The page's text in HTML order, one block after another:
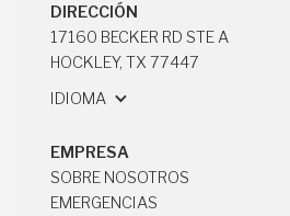
OFFICE@DENTISTHOCKLEY.COM
DIRECCIÓN
17160 BECKER RD STE A
HOCKLEY, TX 77447
IDIOMA
EMPRESA
SOBRE NOSOTROS
SOBRE NOSOTROS
EMERGENCIAS